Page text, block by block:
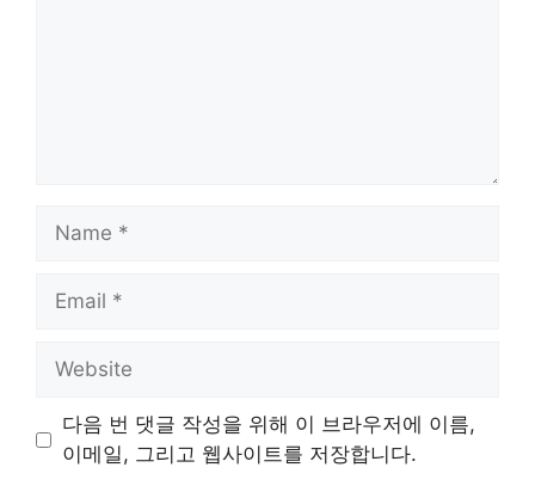
Name
Email
Website
다음 번 댓글 작성을 위해 이 브라우저에 이름,
이메일, 그리고 웹사이트를 저장합니다.